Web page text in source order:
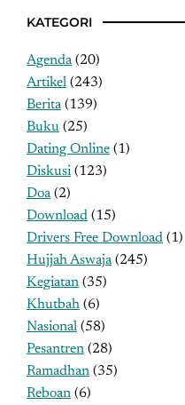
KATEGORI
Agenda(20)
Artikel (243)
Berita(139)
Buku (25)
Dating Online (1)
Diskusi (123)
Doa(2)
Download (15)
Drivers Free Download (1)
Hujjah Aswaja(245)
Kegiatan (35)
Khutbah (6)
Nasional (58)
Pesantren (28)
Ramadhan (35)
Reboan (6)